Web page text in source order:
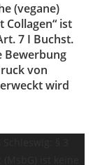
(vegane)
Collagen“ ist
7 I Buchst.
Bewerbung
von
wird